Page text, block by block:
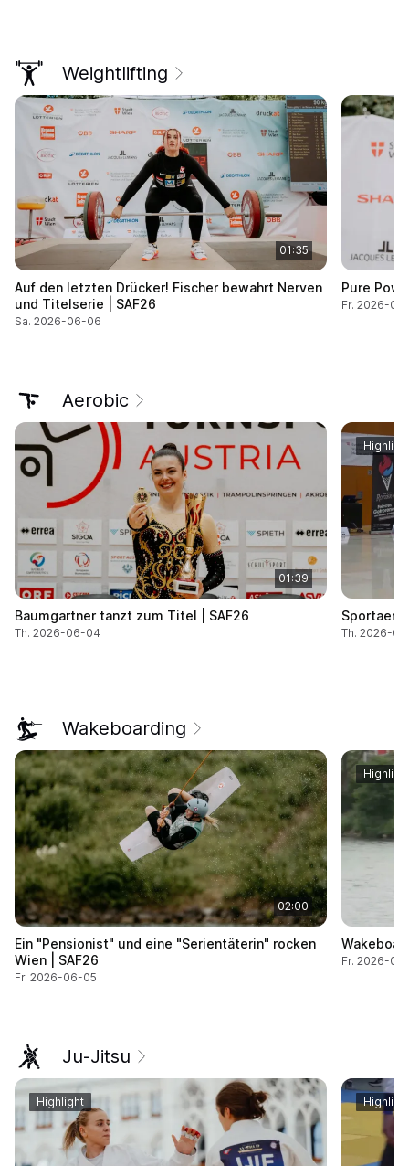
Weightlifting
01:35
Auf den letzten Drücker! Fischer bewahrt Nerven
und Titelserie | SAF26
Sa. 2026-06-06
Pure
Fr. 2026-
Aerobic
01:39
Baumgartner tanzt zum Titel | SAF26
Th. 2026-06-04 Th. 2026-
Wakeboarding
02:00
Ein "Pensionist" und eine "Serientäterin" rocken
Wien | SAF26
Fr. 2026-06-05
Fr. 2026-
Ju-Jitsu
Highlight